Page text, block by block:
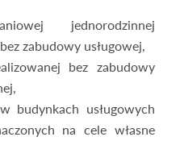
jednorodzinnej
zabudowy usługowej,
bez zabudowy
budynkach usługowych
na cele własne